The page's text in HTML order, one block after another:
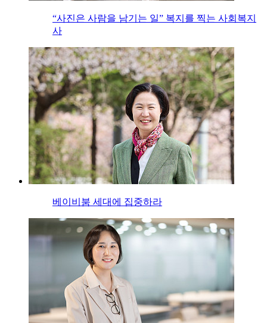
“사진은 사람을 남기는 일” 복지를 찍는 사회복지
사
베이비붐 세대에 집중하라